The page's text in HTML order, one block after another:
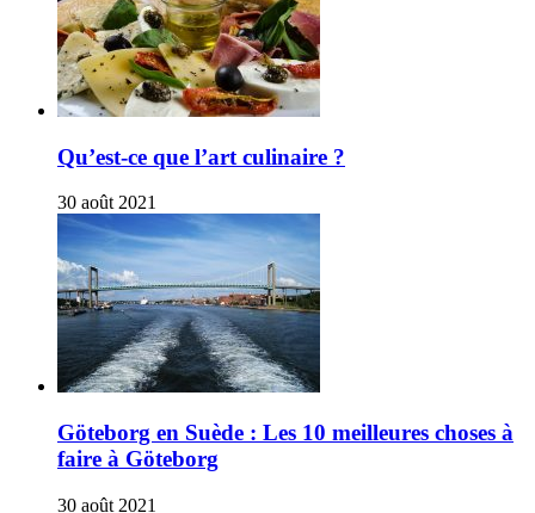
Qu’est-ce que l’art culinaire ?
30 août 2021
Göteborg en Suède : Les 10 meilleures choses à
faire à Göteborg
30 août 2021